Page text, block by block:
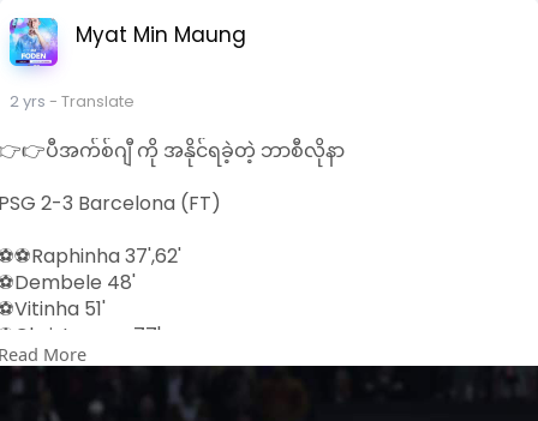
Myat Min Maung
2 yrs - Translate
ပီအက်စ်ဂျီ ကို အနိုင်ရခဲ့တဲ့ ဘာစီလိုနာ
2-3 Barcelona (FT)
37',62'
48'
51'
77'
Photo
More